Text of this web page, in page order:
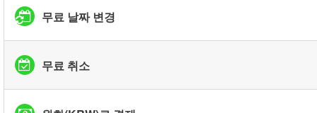
무료 날짜 변경
무료 취소